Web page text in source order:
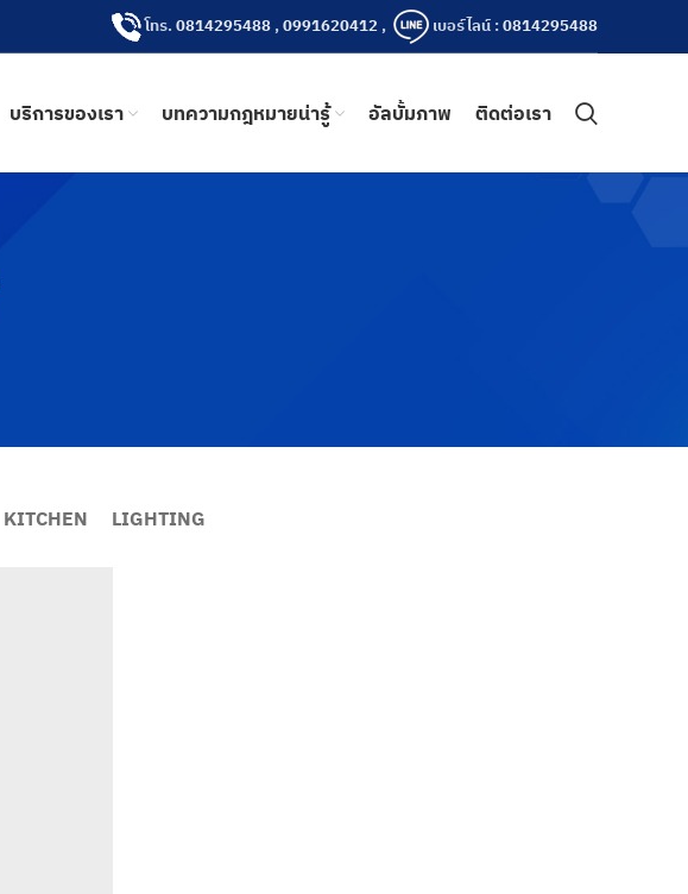
โทร. 0814295488 ,0991620412 , เบอร์ไลน์ :0814295488
บริการของเรา บทความกฎหมายน่ารู้ อัลบั้มภาพ ติดต่อเรา
KITCHEN LIGHTING